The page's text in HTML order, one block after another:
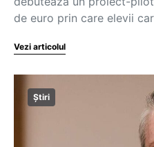
de euro prin care elevii
Vezi articolul
Știri